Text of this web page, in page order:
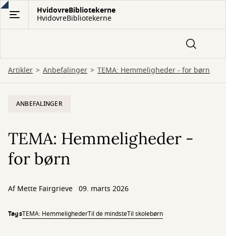
Gå
hovedindhold
HvidovreBibliotekerne
HvidovreBibliotekerne
Artikler Anbefalinger TEMA: Hemmeligheder - for børn
ANBEFALINGER
TEMA: Hemmeligheder -
for børn
AfMette Fairgrieve 09. marts 2026
TagsTEMA: HemmelighederTil de mindsteTil skolebørn